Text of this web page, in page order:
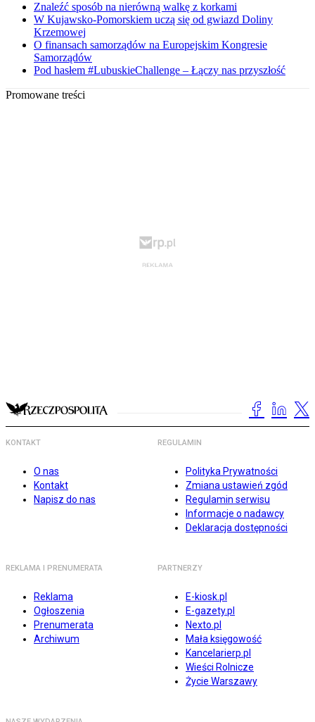
Znaleźć sposób na nierówną walkę z korkami
W Kujawsko-Pomorskiem uczą się od gwiazd Doliny
Krzemowej
O finansach samorządów na Europejskim Kongresie
Samorządów
Pod hasłem #LubuskieChallenge – Łączy nas przyszłość
Promowane treści
KONTAKT
O nas
Kontakt
Napisz do nas
REGULAMIN
Polityka Prywatności
Zmiana ustawień zgód
Regulamin serwisu
Informacje o nadawcy
Deklaracja dostępności
REKLAMA I PRENUMERATA
Reklama
Ogłoszenia
Prenumerata
Archiwum
PARTNERZY
E-kiosk.pl
E-gazety.pl
Nexto.pl
Mała księgowość
Kancelarierp.pl
Wieści Rolnicze
Życie Warszawy